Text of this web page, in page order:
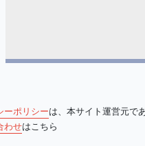
ーポリシーは、本サイト運営元で
わせはこちら